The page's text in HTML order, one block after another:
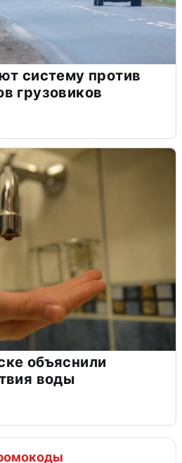
систему против
грузовиков
объяснили
воды